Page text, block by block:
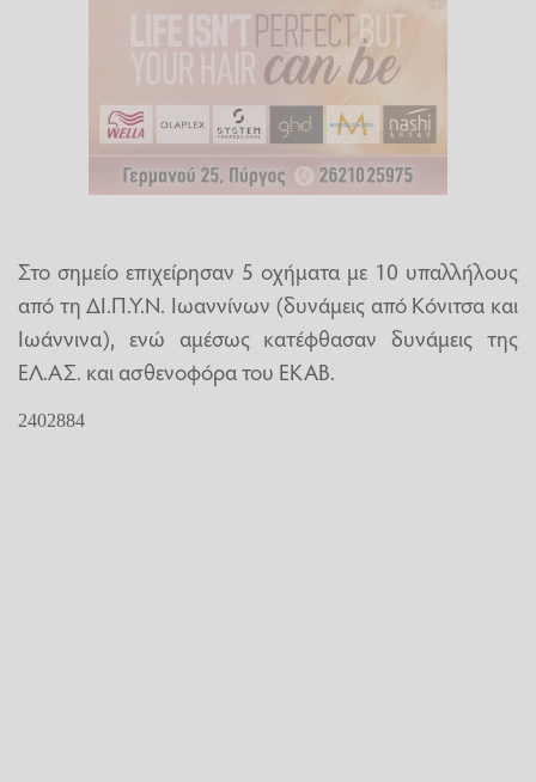
Στο σημείο επιχείρησαν 5 οχήματα με 10 υπαλλήλους
από τη ΔΙ.Π.Υ.Ν. Ιωαννίνων (δυνάμεις από Κόνιτσα και
Ιωάννινα), ενώ αμέσως κατέφθασαν δυνάμεις της
ΕΛ.ΑΣ. και ασθενοφόρα του ΕΚΑΒ.